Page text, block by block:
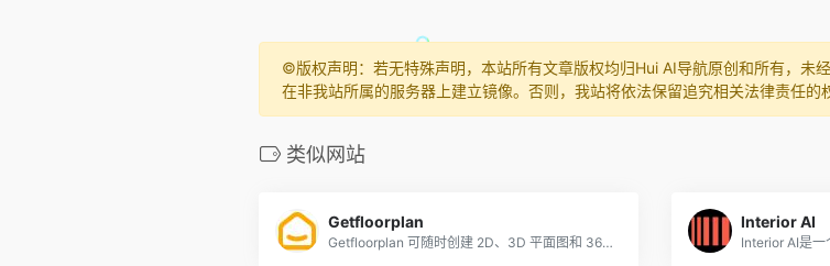
©️版权声明：若无特殊声明，本站所有文章版权均归Hui AI导航原创和所有，未
在非我站所属的服务器上建立镜像。否则，我站将依法保留追究相关法律责任的
类似网站
Getfloorplan
Getfloorplan 可随时创建 2D、3D 平面图和 360° 虚拟游览。使用我们的材料，您的普通房源可以变成您客户的梦想之家图片
Interior AI